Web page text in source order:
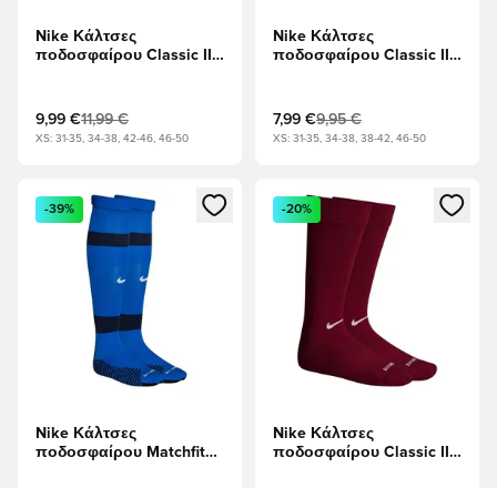
Nike Κάλτσες
ποδοσφαίρου Classic II -
9,99 €11,99 €
XS: 31-35, 34-38, 42-46, 46-50
Nike Κάλτσες
ποδοσφαίρου Classic II -
7,99 €9,95 €
XS: 31-35, 34-38, 38-42, 46-50
Ανοίγει ένα Modal για να συνδεθείτε ή να εγγραφείτε ως
-39%
Nike Κάλτσες
ποδοσφαίρου Matchfit
Ανοίγει ένα Modal για να
-20%
Nike Κάλτσες
ποδοσφαίρου Classic II -